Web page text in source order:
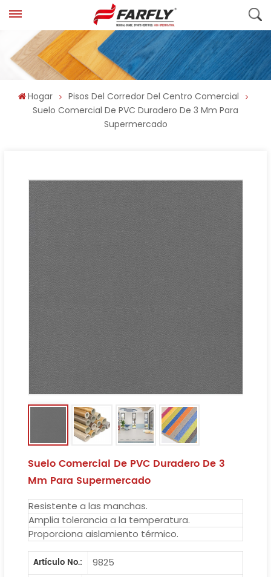
Hogar
Pisos Del Corredor Del Centro Comercial
Suelo Comercial De PVC Duradero De 3 Mm Para
Supermercado
Suelo Comercial De PVC Duradero De 3
Mm Para Supermercado
Resistente a las manchas.
Amplia tolerancia a la temperatura.
Proporciona aislamiento térmico.
Artículo No.:
9825